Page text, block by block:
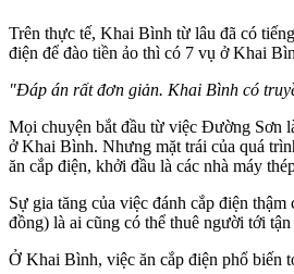
Trên thực tế, Khai Bình từ lâu đã có
điện để đào tiền ảo thì có 7 vụ ở Khai
"Đáp án rất đơn giản. Khai Bình có
Mọi chuyện bắt đầu từ việc Đường Sơn
ở Khai Bình. Nhưng mặt trái của quá
ăn cắp điện, khởi đầu là các nhà máy
Sự gia tăng của việc đánh cắp điện
đồng) là ai cũng có thể thuê người tới
Ở Khai Bình, việc ăn cắp điện phổ biến